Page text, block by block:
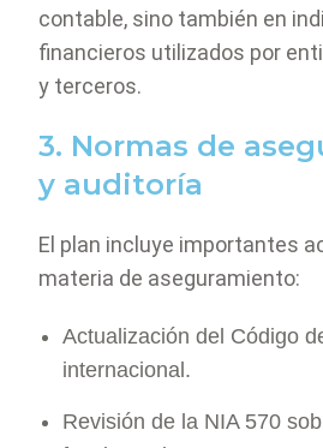
contable, sino también en
financieros utilizados por
y terceros.
3. Normas de
y auditoría
El plan incluye importantes
materia de aseguramiento:
Actualización del Código
internacional.
Revisión de la NIA 570